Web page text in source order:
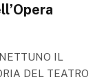
IL
DEL TEATRO